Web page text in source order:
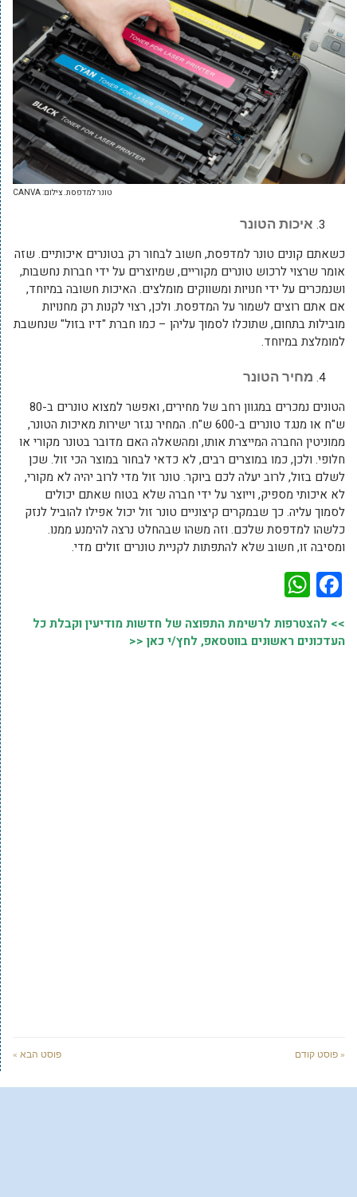
טונר למדפסת. צילום: CANVA
איכות הטונר
כשאתם קונים טונר למדפסת, חשוב לבחור רק בטונרים איכותיים. שזה
אומר שרצוי לרכוש טונרים מקוריים, שמיוצרים על ידי חברות נחשבות,
ושנמכרים על ידי חנויות ומשווקים מומלצים. האיכות חשובה במיוחד,
אם אתם רוצים לשמור על המדפסת. ולכן, רצוי לקנות רק מחנויות
מובילות בתחום, שתוכלו לסמוך עליהן – כמו חברת "דיו בזול" שנחשבת
למומלצת במיוחד.
מחיר הטונר
הטונים נמכרים במגוון רחב של מחירים, ואפשר למצוא טונרים ב-80
ש"ח או מנגד טונרים ב-600 ש"ח. המחיר נגזר ישירות מאיכות הטונר,
ממוניטין החברה המייצרת אותו, ומהשאלה האם מדובר בטונר מקורי או
חלופי. ולכן, כמו במוצרים רבים, לא כדאי לבחור במוצר הכי זול. שכן
לשלם בזול, לרוב יעלה לכם ביוקר. טונר זול מדי לרוב יהיה לא מקורי,
לא איכותי מספיק, וייוצר על ידי חברה שלא בטוח שאתם יכולים
לסמוך עליה. כך שבמקרים קיצוניים טונר זול יכול אפילו להוביל לנזק
כלשהו למדפסת שלכם. וזה משהו שבהחלט נרצה להימנע ממנו.
ומסיבה זו, חשוב שלא להתפתות לקניית טונרים זולים מדי.
Facebook
>> להצטרפות לרשימת התפוצה של חדשות מודיעין וקבלת כל
העדכונים ראשונים בווטסאפ, לחץ/י כאן <<
« פוסט קודם פוסט הבא »